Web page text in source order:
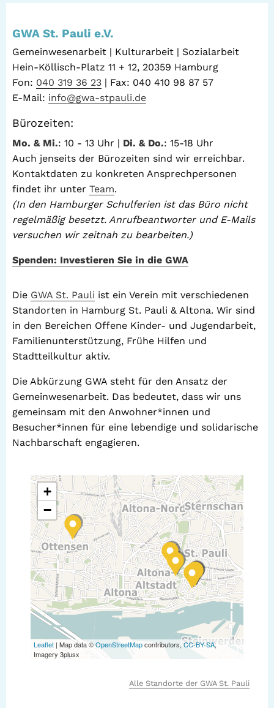
GWA St. Pauli e.V.
Gemeinwesenarbeit | Kulturarbeit | Sozialarbeit
Hein-Köllisch-Platz 11 + 12, 20359 Hamburg
Fon: 040 319 36 23 | Fax: 040 410 98 87 57
E-Mail: info@gwa-stpauli.de
Bürozeiten:
Mo. & Mi.: 10 - 13 Uhr | Di. & Do.: 15-18 Uhr
Auch jenseits der Bürozeiten sind wir erreichbar.
Kontaktdaten zu konkreten Ansprechpersonen
findet ihr unter Team.
(In den Hamburger Schulferien ist das Büro nicht
regelmäßig besetzt. Anrufbeantworter und E-Mails
versuchen wir zeitnah zu bearbeiten.)
Spenden: Investieren Sie in die GWA
Die GWA St. Pauli ist ein Verein mit verschiedenen
Standorten in Hamburg St. Pauli & Altona. Wir sind
in den Bereichen Offene Kinder- und Jugendarbeit,
Familienunterstützung, Frühe Hilfen und
Stadtteilkultur aktiv.
Die Abkürzung GWA steht für den Ansatz der
Gemeinwesenarbeit. Das bedeutet, dass wir uns
gemeinsam mit den Anwohner*innen und
Besucher*innen für eine lebendige und solidarische
Nachbarschaft engagieren.
+
−
Leaflet | Map data ©OpenStreetMapcontributors, CC-BY-SA,
Imagery 3plusx
Alle Standorte der GWA St. Pauli